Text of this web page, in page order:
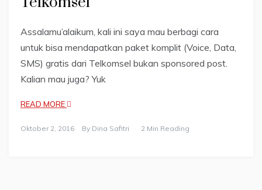
Assalamu’alaikum, kali ini saya mau berbagi cara
untuk bisa mendapatkan paket komplit (Voice, Data,
SMS) gratis dari Telkomsel bukan sponsored post.
Kalian mau juga? Yuk
READ MORE
Oktober 2, 2016 By Dina Safitri 2 Min Reading